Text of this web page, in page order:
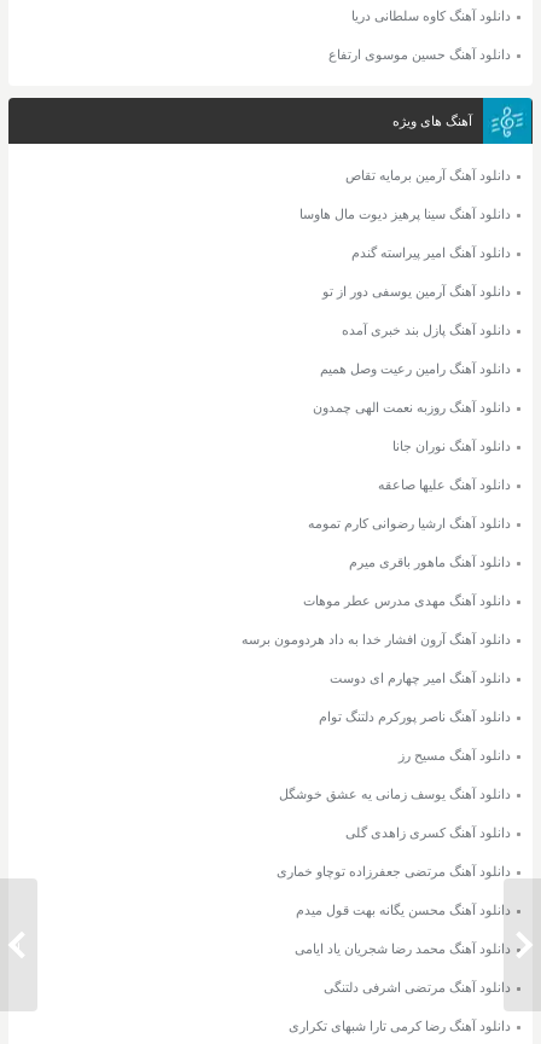
دانلود آهنگ آرمین زارعی دمش گرم
دانلود آهنگ کاوه سلطانی دریا
دانلود آهنگ حسین موسوی ارتفاع
آهنگ های ویژه
دانلود آهنگ آرمین برمایه تقاص
دانلود آهنگ سینا پرهیز دیوت مال هاوسا
دانلود آهنگ امیر پیراسته گندم
دانلود آهنگ آرمین یوسفی دور از تو
دانلود آهنگ پازل بند خبری آمده
دانلود آهنگ رامین رعیت وصل همیم
دانلود آهنگ روزبه نعمت الهی چمدون
دانلود آهنگ نوران جانا
دانلود آهنگ علیها صاعقه
دانلود آهنگ ارشیا رضوانی کارم تمومه
دانلود آهنگ ماهور باقری میرم
دانلود آهنگ مهدی مدرس عطر موهات
دانلود آهنگ آرون افشار خدا به داد هردومون برسه
دانلود آهنگ امیر چهارم ای دوست
دانلود آهنگ ناصر پورکرم دلتنگ توام
دانلود آهنگ مسیح رز
دانلود آهنگ یوسف زمانی یه عشق خوشگل
دانلود آهنگ کسری زاهدی گلی
دانلود آهنگ مرتضی جعفرزاده توچاو خماری
دانلود آهنگ محسن یگانه بهت قول میدم
دانلود آهنگ محمد رضا شجریان یاد ایامی
دانلود آهنگ مرتضی اشرفی دلتنگی
دانلود آهنگ رضا کرمی تارا شبهای تکراری